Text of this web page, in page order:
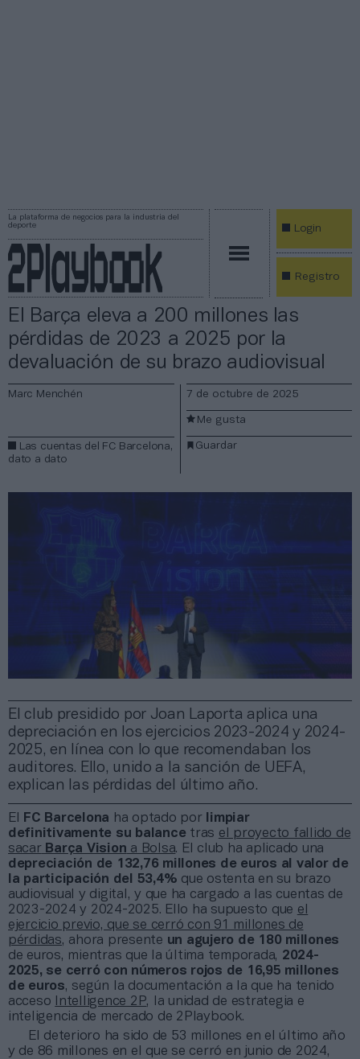
La plataforma de negocios para la industria del
deporte
Login
Registro
El Barça eleva a 200 millones las
pérdidas de 2023 a 2025 por la
devaluación de su brazo audiovisual
El club presidido por Joan Laporta aplica una
depreciación en los ejercicios 2023-2024 y 2024-
2025, en línea con lo que recomendaban los
auditores. Ello, unido a la sanción de UEFA,
explican las pérdidas del último año.
Marc Menchén
Las cuentas del FC Barcelona,
dato a dato
7 de octubre de 2025
Guardar
Me gusta
El FC Barcelona ha optado porlimpiar
definitivamente su balance tras el proyecto fallido de
sacarBarça Vision a Bolsa. El club ha aplicado una
depreciación de 132,76 millones de euros al valor de
la participación del 53,4% que ostenta en su brazo
audiovisual y digital, y que ha cargado a las cuentas de
2023-2024 y 2024-2025. Ello ha supuesto que el
ejercicio previo, que se cerró con 91 millones de
pérdidas, ahora presente un agujero de 180 millones
de euros, mientras que la última temporada, 2024-
2025, se cerró con números rojos de 16,95 millones
de euros, según la documentación a la que ha tenido
acceso
Intelligence 2P, la unidad de estrategia e
inteligencia de mercado de 2Playbook.
El deterioro ha sido de 53 millones en el último año
y de 86 millones en el que se cerró en junio de 2024,